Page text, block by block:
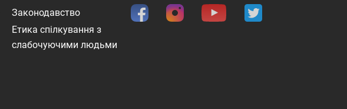
Законодавство
Етика спілкування з
слабочуючими людьми